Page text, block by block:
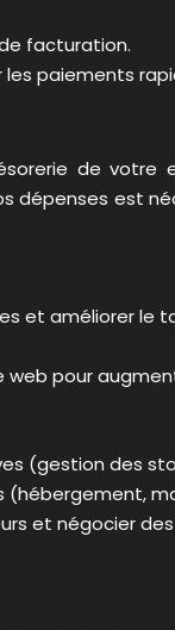
facturation.
paiements
de votre
dépenses est
et améliorer le
web pour
(gestion des
(hébergement,
et négocier des